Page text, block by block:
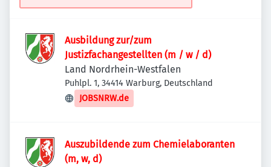
Ausbildung zur/zum
Justizfachangestellten (m / w / d)
Land Nordrhein-Westfalen
Puhlpl. 1, 34414 Warburg, Deutschland
JOBSNRW.de
Auszubildende zum Chemielaboranten
(m, w, d)